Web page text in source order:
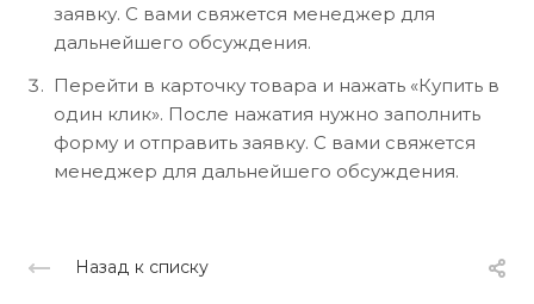
заявку. С вами свяжется менеджер для
дальнейшего обсуждения.
Перейти в карточку товара и нажать «Купить в
один клик». После нажатия нужно заполнить
форму и отправить заявку. С вами свяжется
менеджер для дальнейшего обсуждения.
Назад к списку